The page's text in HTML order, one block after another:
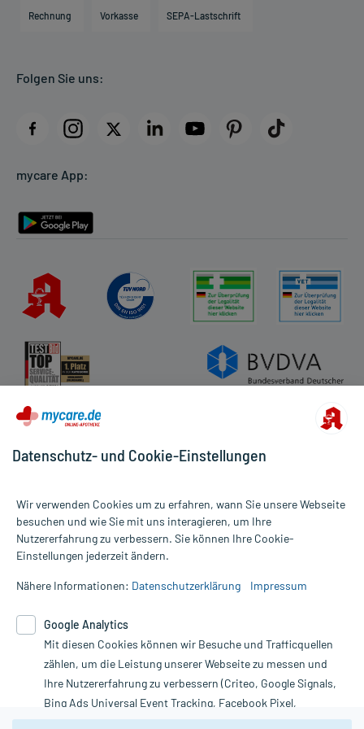
Direktabrechnung PKV
AGB
Datenschutz
Rückgabe/Widerruf
Rechnung Vorkasse SEPA-Lastschrift
Folgen Sie uns:
mycare App:
Alle Preise gelten inkl. MwSt., ggf. zzgl. Versandkosten
Informationen auf dieser Website werden ausschließlich für
die Untersuchung und Behandlung durch einen Arzt. Bitte
Therapien eingeleitet werden können. | Diese Webseite benutzt
Google Analytics. Lesen Sie bitte dazu die wichtigen Hinweise in
unserer Datenschutzerklärung. Für den Widerruf einer Bestellung
nutzen Sie das Formular:
Vertrag widerrufen
Datenschutz- und Cookie-Einstellungen
Wir verwenden Cookies um zu erfahren, wann Sie unsere Webseite
besuchen und wie Sie mit uns interagieren, um Ihre
Nutzererfahrung zu verbessern. Sie können Ihre Cookie-
Einstellungen jederzeit ändern.
Nähere Informationen: Datenschutzerklärung Impressum
Google Analytics
Mit diesen Cookies können wir Besuche und Trafficquellen
zählen, um die Leistung unserer Webseite zu messen und
Ihre Nutzererfahrung zu verbessern (Criteo, Google Signals,
Bing Ads Universal Event Tracking, Facebook Pixel,
Youtube-Social Plugin).